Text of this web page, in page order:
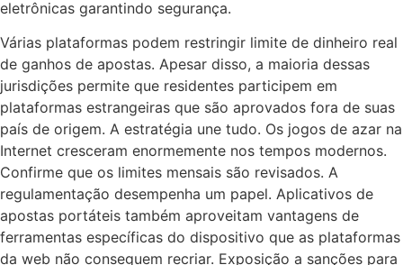
eletrônicas garantindo segurança.
Várias plataformas podem restringir limite de dinheiro real
de ganhos de apostas. Apesar disso, a maioria dessas
jurisdições permite que residentes participem em
plataformas estrangeiras que são aprovados fora de suas
país de origem. A estratégia une tudo. Os jogos de azar na
Internet cresceram enormemente nos tempos modernos.
Confirme que os limites mensais são revisados. A
regulamentação desempenha um papel. Aplicativos de
apostas portáteis também aproveitam vantagens de
ferramentas específicas do dispositivo que as plataformas
da web não conseguem recriar. Exposição a sanções para